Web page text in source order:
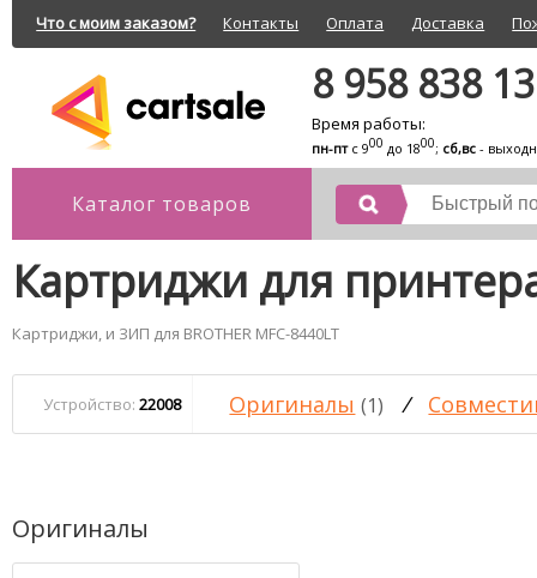
Что с моим заказом? Контакты Оплата Доставка
8 958 838
Время работы:
пн-птс 900 до 1800; сб,вс -
Каталог товаров
Картриджи для
Картриджи, и ЗИП для BROTHER MFC-8440LT
Устройство: 22008 Оригиналы (1) /
Оригиналы